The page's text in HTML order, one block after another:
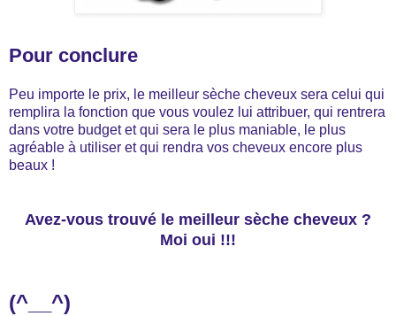
Pour conclure
Peu importe le prix, le meilleur sèche cheveux sera celui qui
remplira la fonction que vous voulez lui attribuer, qui rentrera
dans votre budget et qui sera le plus maniable, le plus
agréable à utiliser et qui rendra vos cheveux encore plus
beaux !
Avez-vous trouvé le meilleur sèche cheveux ?
Moi oui !!!
(^__^)